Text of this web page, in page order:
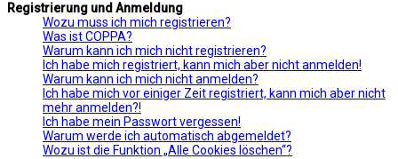
Registrierung und Anmeldung
Wozu muss ich mich registrieren?
Was ist COPPA?
Warum kann ich mich nicht registrieren?
Ich habe mich registriert, kann mich aber nicht anmelden!
Warum kann ich mich nicht anmelden?
Ich habe mich vor einiger Zeit registriert, kann mich aber nicht
mehr anmelden?!
Ich habe mein Passwort vergessen!
Warum werde ich automatisch abgemeldet?
Wozu ist die Funktion „Alle Cookies löschen“?